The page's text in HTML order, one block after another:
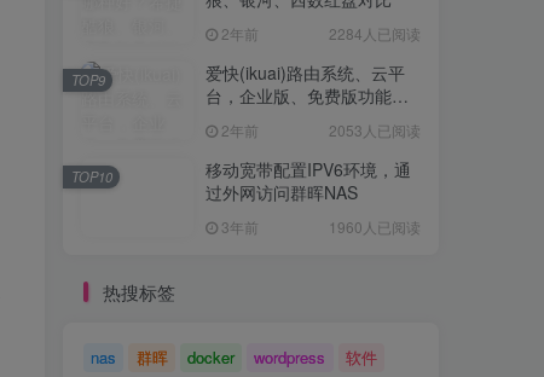
2年前 2284人已阅读
爱快(ikuai)路由系统、云平
台，企业版、免费版功能对
2年前 2053人已阅读
TOP9
移动宽带配置IPV6环境，通
过外网访问群晖NAS
3年前 1960人已阅读
TOP10
热搜标签
nas 群晖 docker wordpress
软件
3年前 2487人已阅读
NAS硬盘用哪种好？希捷酷
狼、银河、西数红盘对比
2年前 2284人已阅读
爱快(ikuai)路由系统、云平
台，企业版、免费版功能对
比2年前 2053人已阅读
移动宽带配置IPV6环境，通